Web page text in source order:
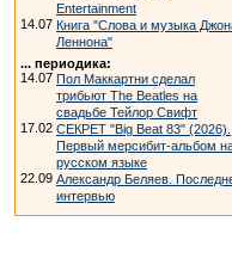
Entertainment
14.07 Книга "Слова и музыка
Леннона"
... периодика:
14.07 Пол Маккартни сделал
трибьют The Beatles на
свадьбе Тейлор Свифт
17.02 СЕКРЕТ "Big Beat 83" (2026).
Первый мерсибит-альбом
русском языке
22.09 Александр Беляев.
интервью